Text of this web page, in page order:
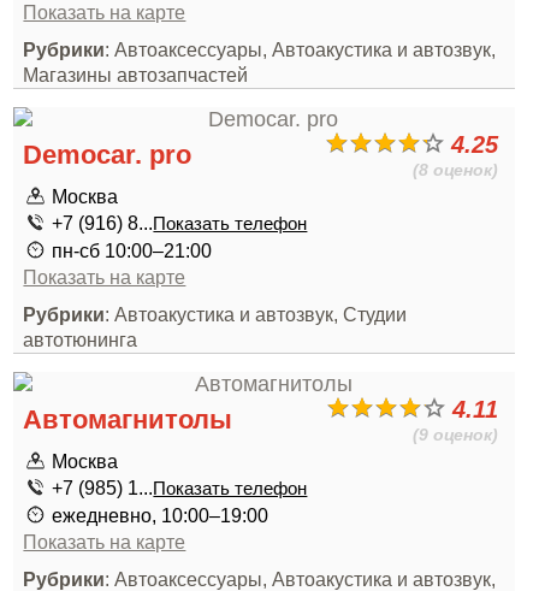
Показать на карте
Рубрики: Автоаксессуары, Автоакустика и автозвук,
Магазины автозапчастей
4.25
(8 оценок)
Democar. pro
Москва
+7 (916) 8...Показать телефон
пн-сб 10:00–21:00
Показать на карте
Рубрики: Автоакустика и автозвук, Студии
автотюнинга
4.11
(9 оценок)
Автомагнитолы
Москва
+7 (985) 1...Показать телефон
ежедневно, 10:00–19:00
Показать на карте
Рубрики: Автоаксессуары, Автоакустика и автозвук,